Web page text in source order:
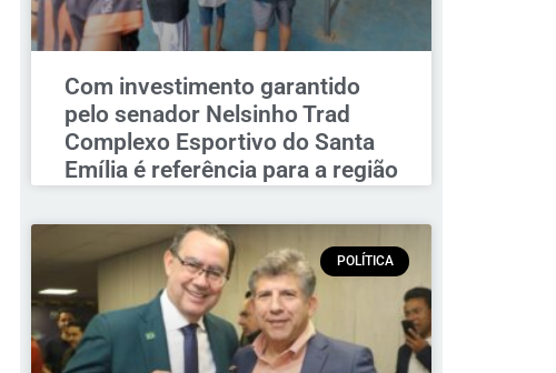
Com investimento garantido
pelo senador Nelsinho Trad
Complexo Esportivo do Santa
Emília é referência para a região
POLÍTICA